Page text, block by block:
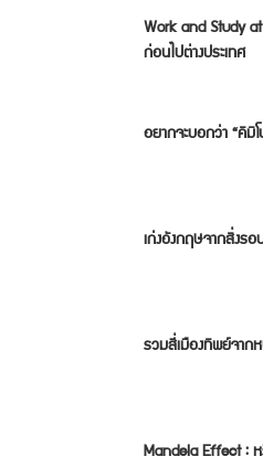
Work and Study
ก่อนไปต่างประเทศ
อยากจะบอกว่า “คิมิ
เก่งอังกฤษจากสิ่งร
รวมสี่เมืองทิพย์จาก
Mandela Effect :